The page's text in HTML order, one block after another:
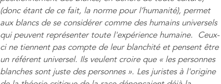
(donc étant de ce fait, la norme pour l’humanité), permet
aux blancs de se considérer comme des humains universels
qui peuvent représenter toute l'expérience humaine. Ceux-
ci ne tiennent pas compte de leur blanchité et pensent être
un référent universel. Ils veulent croire que « les personnes
blanches sont juste des personnes ». Les juristes à l'origine